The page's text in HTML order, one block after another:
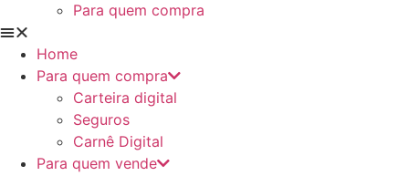
Para quem compra
Home
Para quem compra
Carteira digital
Seguros
Carnê Digital
Para quem vende